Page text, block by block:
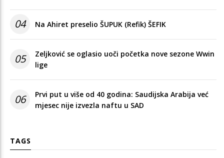
04 Na Ahiret preselio ŠUPUK (Refik) ŠEFIK
05
Zeljković se oglasio uoči početka nove sezone Wwin
lige
06
Prvi put u više od 40 godina: Saudijska Arabija već
mjesec nije izvezla naftu u SAD
TAGS